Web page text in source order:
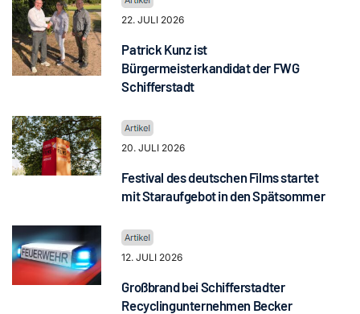
22. JULI 2026
Patrick Kunz ist
Bürgermeisterkandidat der FWG
Schifferstadt
20. JULI 2026
Festival des deutschen Films startet
mit Staraufgebot in den Spätsommer
12. JULI 2026
Großbrand bei Schifferstadter
Recyclingunternehmen Becker